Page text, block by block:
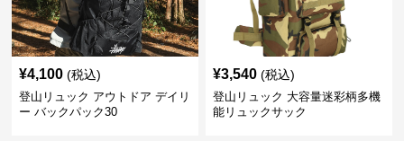
¥4,100 (税込)
登山リュック アウトドア デイリ
ー バックパック30
¥3,540 (税込)
登山リュック 大容量迷彩柄多機
能リュックサック